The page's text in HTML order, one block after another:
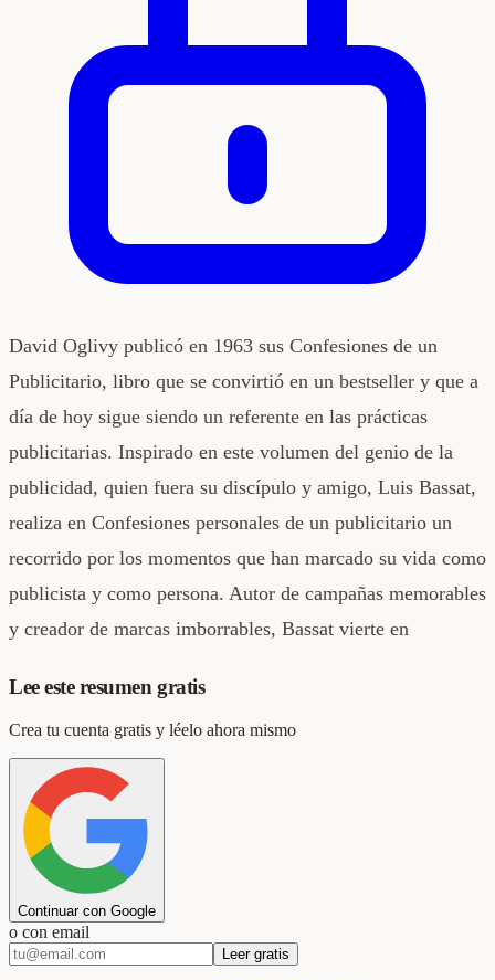
David Oglivy publicó en 1963 sus Confesiones de un
Publicitario, libro que se convirtió en un bestseller y que a
día de hoy sigue siendo un referente en las prácticas
publicitarias. Inspirado en este volumen del genio de la
publicidad, quien fuera su discípulo y amigo, Luis Bassat,
realiza en Confesiones personales de un publicitario un
recorrido por los momentos que han marcado su vida como
publicista y como persona. Autor de campañas memorables
y creador de marcas imborrables, Bassat vierte en
Lee este resumen gratis
Crea tu cuenta gratis y léelo ahora mismo
Continuar con Google
o con email
Leer gratis